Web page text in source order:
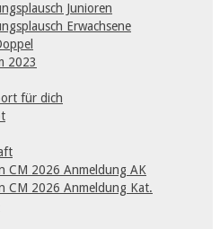
Junioren
Erwachsene
2023
für dich
CM 2026 Anmeldung AK
CM 2026 Anmeldung Kat.